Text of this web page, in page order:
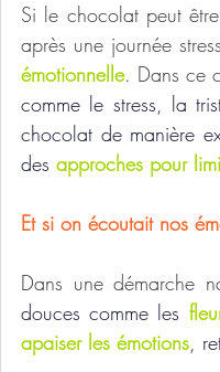
Si le chocolat peut
après une journée
émotionnelle. Dans ce
comme le stress, la
chocolat de manière
des approches pour
Et si on écoutait nos
Dans une démarche
douces comme les
apaiser les émotions,